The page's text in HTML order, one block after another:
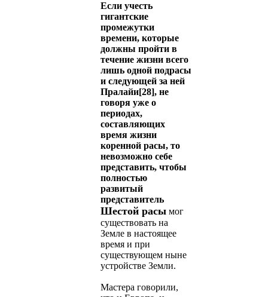
Если учесть
гигантские
промежутки
времени, которые
должны пройти в
течение жизни всего
лишь одной подрасы
и следующей за ней
Пралайи[28], не
говоря уже о
периодах,
составляющих
время жизни
коренной расы, то
невозможно себе
представить, чтобы
полностью
развитый
представитель
Шестой расы мог
существовать на
Земле в настоящее
время и при
существующем ныне
устройстве Земли.
Мастера говорили,